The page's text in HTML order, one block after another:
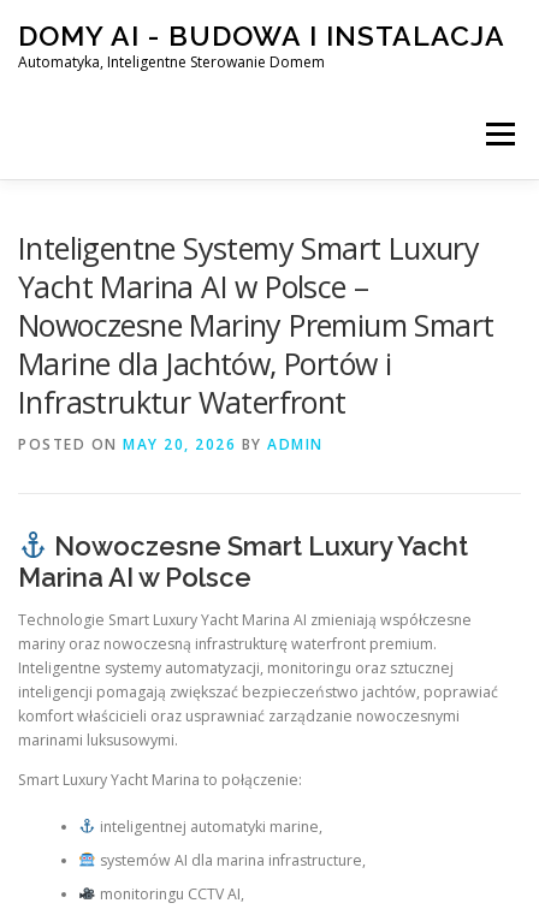
content
DOMY AI - BUDOWA I INSTALACJA
Automatyka, Inteligentne Sterowanie Domem
Menu
SMART DOM AI – AUTOMATYKA, INTELIGENTNE
BLOG KONTAKT
Inteligentne Systemy Smart Luxury
Yacht Marina AI w Polsce –
Nowoczesne Mariny Premium Smart
Marine dla Jachtów, Portów i
Infrastruktur Waterfront
POSTED ON MAY 20, 2026 BY ADMIN
Nowoczesne Smart Luxury Yacht
Marina AI w Polsce
Technologie Smart Luxury Yacht Marina AI zmieniają współczesne
mariny oraz nowoczesną infrastrukturę waterfront premium.
Inteligentne systemy automatyzacji, monitoringu oraz sztucznej
inteligencji pomagają zwiększać bezpieczeństwo jachtów, poprawiać
komfort właścicieli oraz usprawniać zarządzanie nowoczesnymi
marinami luksusowymi.
Smart Luxury Yacht Marina to połączenie:
inteligentnej automatyki marine,
systemów AI dla marina infrastructure,
monitoringu CCTV AI,